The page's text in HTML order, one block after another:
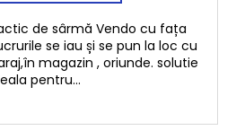
de sârmă Vendo cu fața
se iau și se pun la loc cu
magazin , oriunde. solutie
pentru...